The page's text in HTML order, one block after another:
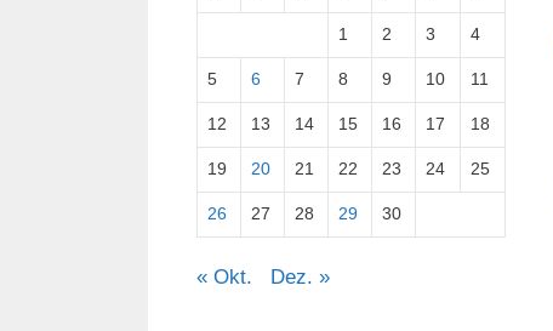
1 2 3 4
5 6 7 8 9 10 11
12 13 14 15 16 17 18
19 20 21 22 23 24 25
26 27 28 29 30
« Okt. Dez. »